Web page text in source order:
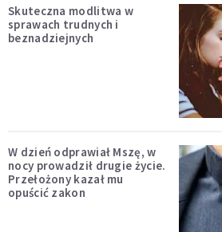
Skuteczna modlitwa w
sprawach trudnych i
beznadziejnych
W dzień odprawiał Mszę, w
nocy prowadził drugie życie.
Przełożony kazał mu
opuścić zakon